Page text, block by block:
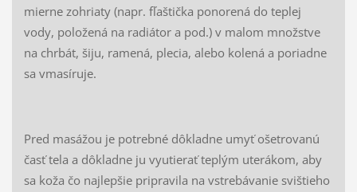
mierne zohriaty (napr. fľaštička ponorená do teplej
vody, položená na radiátor a pod.) v malom množstve
na chrbát, šiju, ramená, plecia, alebo kolená a poriadne
sa vmasíruje.
Pred masážou je potrebné dôkladne umyť ošetrovanú
časť tela a dôkladne ju vyutierať teplým uterákom, aby
sa koža čo najlepšie pripravila na vstrebávanie svištieho